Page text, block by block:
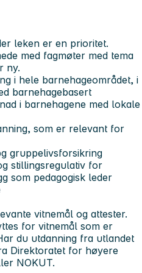
leken er en prioritet.
med fagmøter med tema
ny.
i hele barnehageområdet, i
barnehagebasert
i barnehagene med lokale
som er relevant for
gruppelivsforsikring
stillingsregulativ for
som pedagogisk leder
vitnemål og attester.
for vitnemål som er
du utdanning fra utlandet
Direktoratet for høyere
NOKUT.